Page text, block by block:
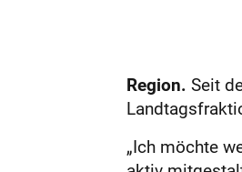
Region. Seit
„Ich möchte